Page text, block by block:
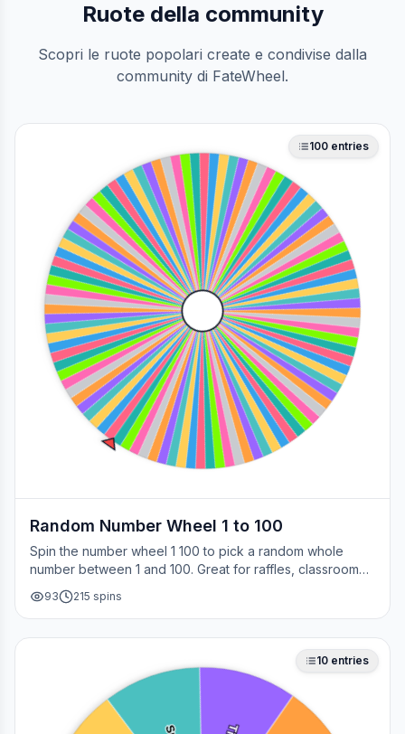
Ruote della community
Scopri le ruote popolari create e condivise dalla
community di FateWheel.
100 entries
Random Number Wheel 1 to 100
Spin the number wheel 1 100 to pick a random whole
number between 1 and 100. Great for raffles, classroom
draws, picking a page, choosing a winner, or any time
you need a fair number on the spot.
93 215 spins
10 entries